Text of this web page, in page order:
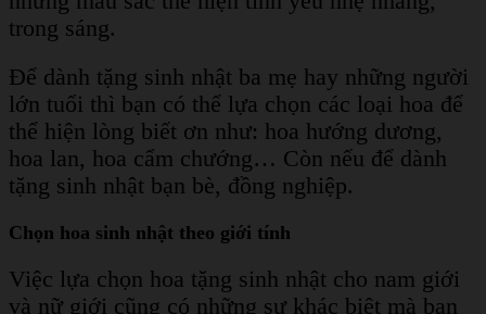
trong sáng.
Để dành tặng sinh nhật ba mẹ hay những người
lớn tuổi thì bạn có thể lựa chọn các loại hoa để
thể hiện lòng biết ơn như: hoa hướng dương,
hoa lan, hoa cẩm chướng… Còn nếu để dành
tặng sinh nhật bạn bè, đồng nghiệp.
Chọn hoa sinh nhật theo giới tính
Việc lựa chọn hoa tặng sinh nhật cho nam giới
và nữ giới cũng có những sự khác biệt mà bạn